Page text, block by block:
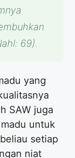
69).
yang
SAW juga
untuk
setiap
niat